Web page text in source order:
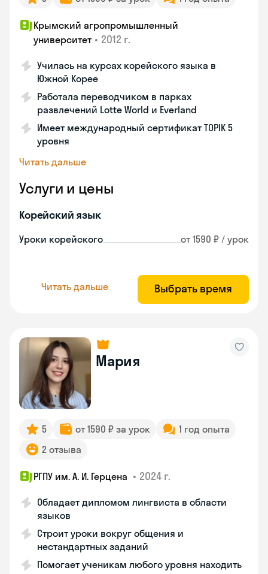
Крымский агропромышленный
университет • 2012 г.
Училась на курсах корейского языка в
Южной Корее
Работала переводчиком в парках
развлечений Lotte World и Everland
Имеет международный сертификат TOPIK 5
уровня
Читать дальше
Услуги и цены
Корейский язык
Уроки корейского от 1590 ₽ / урок
Читать дальше Выбрать время
Мария
5 от 1590 ₽ за урок
1 год опыта
2 отзыва
РГПУ им. А. И. Герцена • 2024 г.
Обладает дипломом лингвиста в области
языков
Строит уроки вокруг общения и
нестандартных заданий
Помогает ученикам любого уровня находить